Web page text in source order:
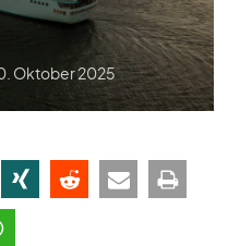
Oktober 2025